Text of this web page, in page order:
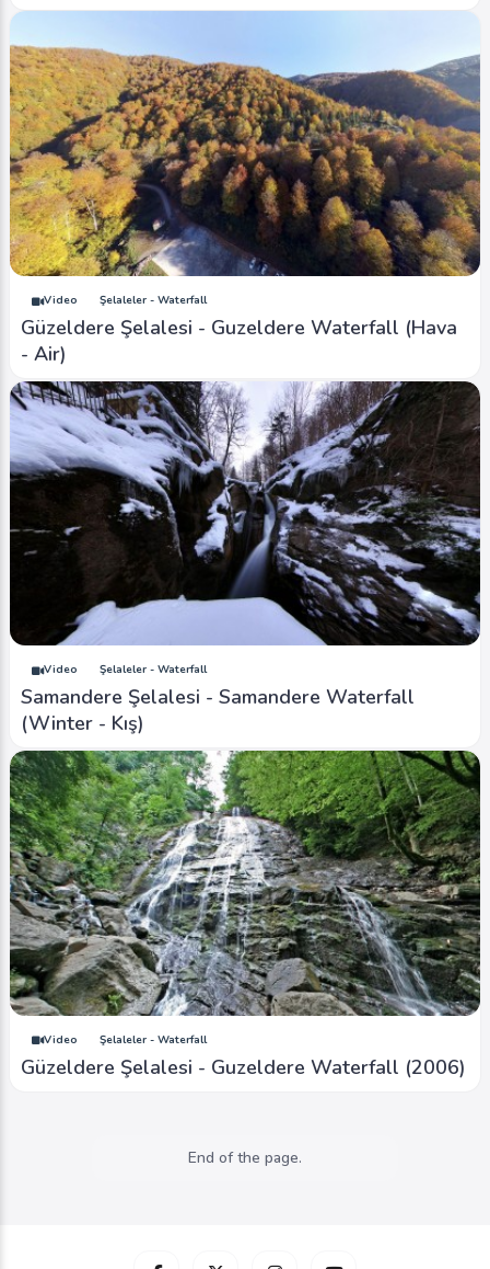
Video Şelaleler - Waterfall
Güzeldere Şelalesi - Guzeldere Waterfall (Hava
- Air)
Video Şelaleler - Waterfall
Samandere Şelalesi - Samandere Waterfall
(Winter - Kış)
Video Şelaleler - Waterfall
Güzeldere Şelalesi - Guzeldere Waterfall (2006)
End of the page.